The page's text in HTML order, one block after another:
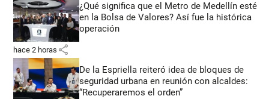
¿Qué significa que el Metro de Medellín esté
en la Bolsa de Valores? Así fue la histórica
operación
hace 2 horas share
De la Espriella reiteró idea de bloques de
seguridad urbana en reunión con alcaldes:
“Recuperaremos el orden”